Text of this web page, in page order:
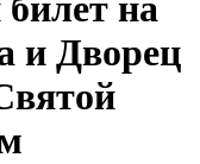
на
и Дворец